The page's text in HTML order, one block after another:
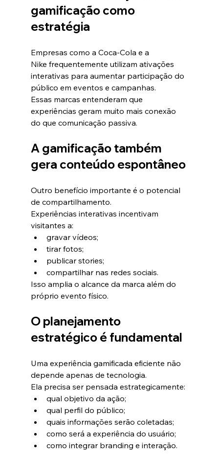
gamificação como
estratégia
Empresas como a Coca-Cola e a
Nike frequentemente utilizam ativações
interativas para aumentar participação do
público em eventos e campanhas.
Essas marcas entenderam que
experiências geram muito mais conexão
do que comunicação passiva.
A gamificação também
gera conteúdo espontâneo
Outro benefício importante é o potencial
de compartilhamento.
Experiências interativas incentivam
visitantes a:
gravar vídeos;
tirar fotos;
publicar stories;
compartilhar nas redes sociais.
Isso amplia o alcance da marca além do
próprio evento físico.
O planejamento
estratégico é fundamental
Uma experiência gamificada eficiente não
depende apenas de tecnologia.
Ela precisa ser pensada estrategicamente:
qual objetivo da ação;
qual perfil do público;
quais informações serão coletadas;
como será a experiência do usuário;
como integrar branding e interação.